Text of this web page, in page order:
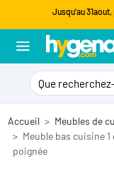
Jusqu'au
Accueil Meubles de
Meuble bas cuisine
poignée